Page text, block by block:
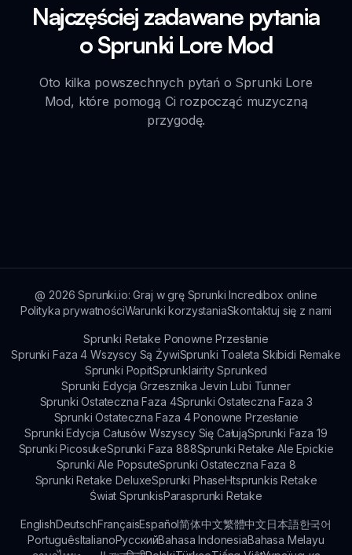
Najczęściej zadawane pytania
o Sprunki Lore Mod
Oto kilka powszechnych pytań o Sprunki Lore
Mod, które pomogą Ci rozpocząć muzyczną
przygodę.
@ 2026 Sprunki.io: Graj w grę Sprunki Incredibox online
Polityka prywatnościWarunki korzystaniaSkontaktuj się z nami
Sprunki Retake Ponowne Przesłanie
Sprunki Faza 4 Wszyscy Są ŻywiSprunki Toaleta Skibidi Remake
Sprunki PopitSprunklairity Sprunked
Sprunki Edycja Grzesznika Jevin Lubi Tunner
Sprunki Ostateczna Faza 4Sprunki Ostateczna Faza 3
Sprunki Ostateczna Faza 4 Ponowne Przesłanie
Sprunki Edycja Całusów Wszyscy Się CałująSprunki Faza 19
Sprunki PicosukeSprunki Faza 888Sprunki Retake Ale Epickie
Sprunki Ale PopsuteSprunki Ostateczna Faza 8
Sprunki Retake DeluxeSprunki PhaseHtsprunkis Retake
Świat SprunkisParasprunki Retake
EnglishDeutschFrançaisEspañol简体中文繁體中文日本語한국어
PortuguêsItalianoРусскийBahasa IndonesiaBahasa Melayu